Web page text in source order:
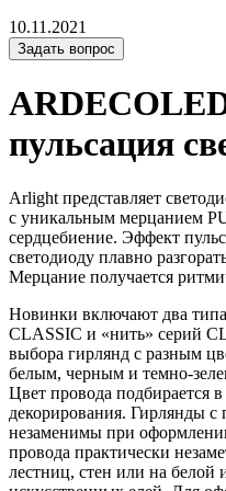
10.11.2021
Задать вопрос
пульсация
Arlight представляет
с уникальным мерцанием
сердцебиение. Эффект
светодиоду плавно
Мерцание получается
Новинки включают два
CLASSIC и «нить» серий
выбора гирлянд с разным
белым, черным и темно-
Цвет провода подбирается
декорирования. Гирлянды
незаменимы при
провода практически
лестниц, стен или на белой